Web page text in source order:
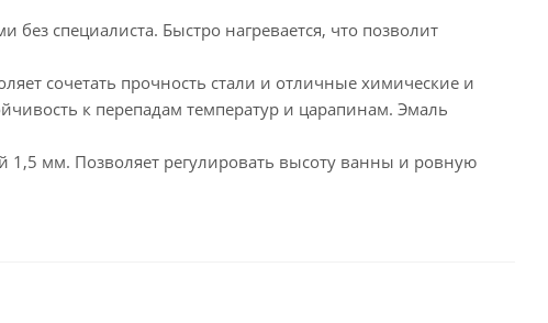
специалиста. Быстро нагревается, что позволит
сочетать прочность стали и отличные химические и
к перепадам температур и царапинам. Эмаль
1,5 мм. Позволяет регулировать высоту ванны и ровную